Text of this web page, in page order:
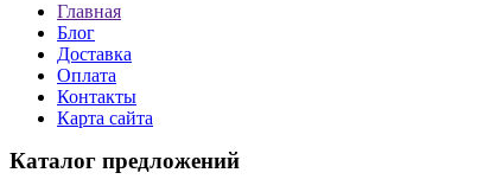
Главная
Блог
Доставка
Оплата
Контакты
Карта сайта
Каталог предложений